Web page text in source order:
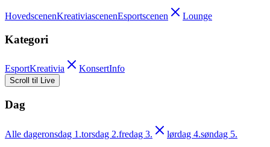
HovedscenenKreativiascenenEsportscenen Lounge
Kategori
EsportKreativia KonsertInfo
Scroll til Live
Dag
Alle dageronsdag 1.torsdag 2.fredag 3. lørdag 4.søndag 5.